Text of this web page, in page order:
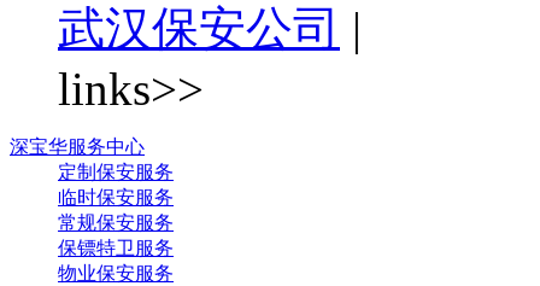
武汉保安公司 |
links>>
深宝华服务中心
定制保安服务
临时保安服务
常规保安服务
保镖特卫服务
物业保安服务